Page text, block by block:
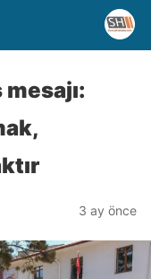
mesajı:
3 ay önce